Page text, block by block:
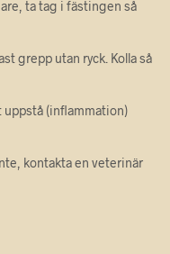
ta tag i fästingen så
grepp utan ryck. Kolla så
(inflammation)
kontakta en veterinär